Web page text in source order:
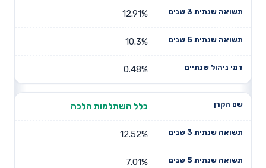
12.91%
10.3%
0.48%
כלל השתלמות הלכה
12.52%
7.01%